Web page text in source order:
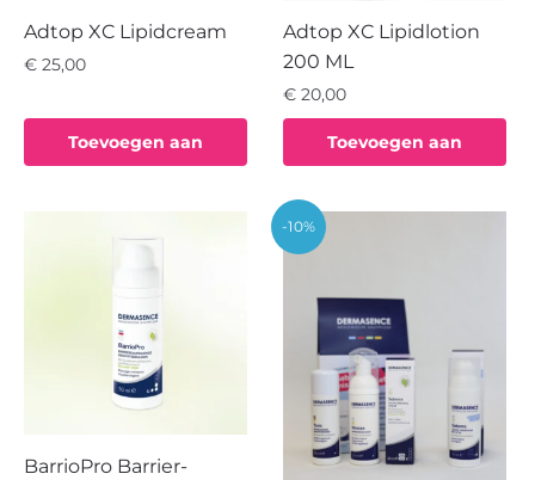
Adtop XC Lipidcream
€ 25,00
Toevoegen aan
Adtop XC Lipidlotion
200 ML
€ 20,00
Toevoegen aan
BarrioPro Barrier-
-10%